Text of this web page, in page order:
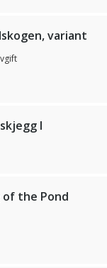
variant
I
of the Pond